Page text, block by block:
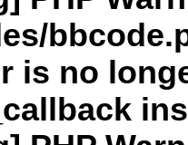
is no